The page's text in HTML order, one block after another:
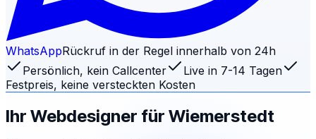
WhatsAppRückruf in der Regel innerhalb von 24h
Persönlich, kein Callcenter
Live in 7-14 Tagen
Festpreis, keine versteckten Kosten
Ihr Webdesigner für Wiemerstedt